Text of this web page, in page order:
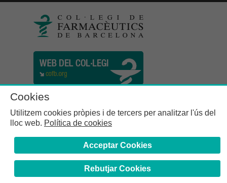
Cookies
Utilitzem cookies pròpies i de tercers per analitzar l'ús del
lloc web. Política de cookies
Acceptar Cookies
Rebutjar Cookies